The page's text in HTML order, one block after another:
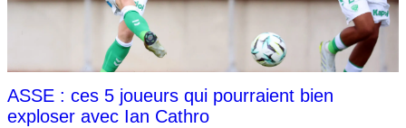
ASSE : ces 5 joueurs qui pourraient bien
exploser avec Ian Cathro